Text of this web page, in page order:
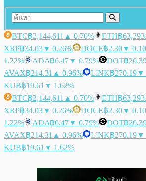
BTC฿2,144,611 ▲ 0.70% ETH฿
XRP฿34.03▼ 0.26% DOGE฿2.30▼
1.22%
ADA฿6.47▼ 0.79% DOT฿26.39
AVAX฿214.31 ▲ 0.96% LINK฿270.19▼
KUB฿19.61 ▼ 1.62%
BTC฿2,144,611 ▲ 0.70% ETH฿
XRP฿34.03▼ 0.26% DOGE฿2.30▼
1.22%
ADA฿6.47▼ 0.79% DOT฿26.39
AVAX฿214.31 ▲ 0.96% LINK฿270.19▼
KUB฿19.61 ▼ 1.62%